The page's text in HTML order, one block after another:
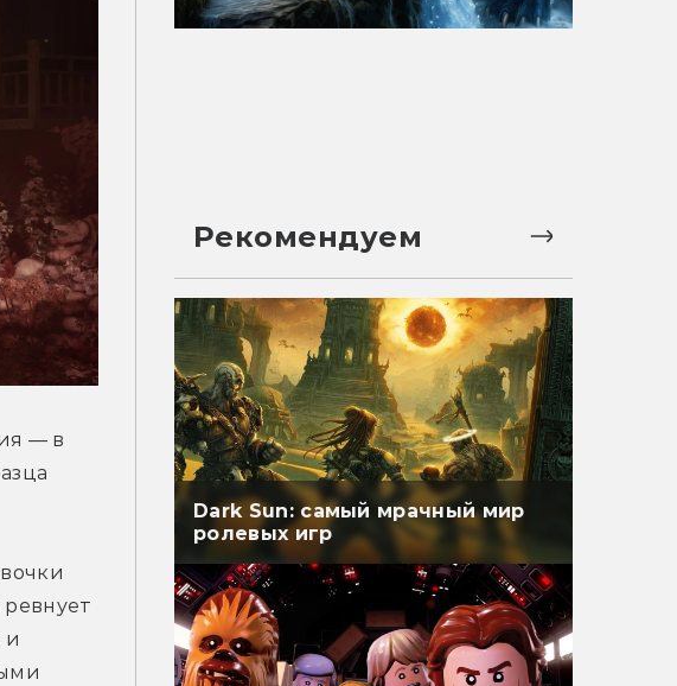
— в
и
Рекомендуем
Dark Sun: самый мрачный мир
ролевых игр